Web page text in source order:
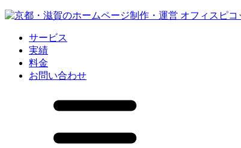
サービス
実績
料金
お問い合わせ